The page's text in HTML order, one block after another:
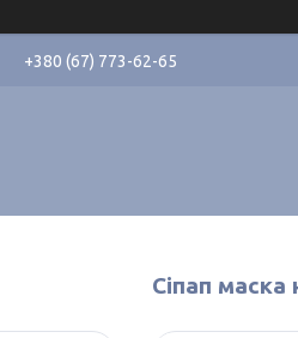
+380 (67) 773-62-65
Сіпап